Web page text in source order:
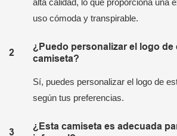
uso cómoda y transpirable.
2
¿Puedo personalizar el logo de
camiseta?
Sí, puedes personalizar el logo de
según tus preferencias.
3
¿Esta camiseta es adecuada